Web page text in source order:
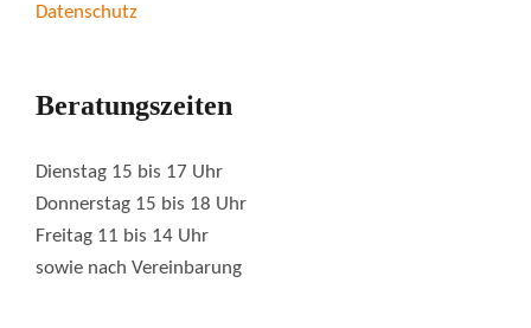
Datenschutz
Beratungszeiten
Dienstag 15 bis 17 Uhr
Donnerstag 15 bis 18 Uhr
Freitag 11 bis 14 Uhr
sowie nach Vereinbarung